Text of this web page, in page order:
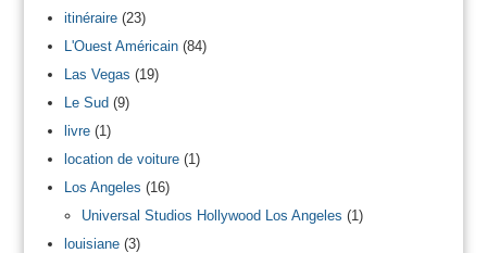
itinéraire(23)
L'Ouest Américain(84)
Las Vegas (19)
Le Sud(9)
livre(1)
location de voiture(1)
Los Angeles (16)
Universal Studios Hollywood Los Angeles (1)
louisiane(3)